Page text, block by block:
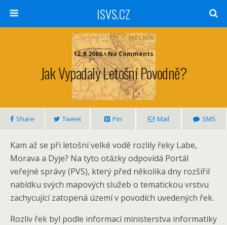
ISVS.CZ
12.9.2006 • No Comments
Jak Vypadaly Letošní Povodně?
Share Tweet Pin Mail SMS
Kam až se při letošní velké vodě rozlily řeky Labe,
Morava a Dyje? Na tyto otázky odpovídá Portál
veřejné správy (PVS), který před několika dny rozšířil
nabídku svých mapových služeb o tematickou vrstvu
zachycující zatopená území v povodích uvedených řek.
Rozliv řek byl podle informací ministerstva informatiky